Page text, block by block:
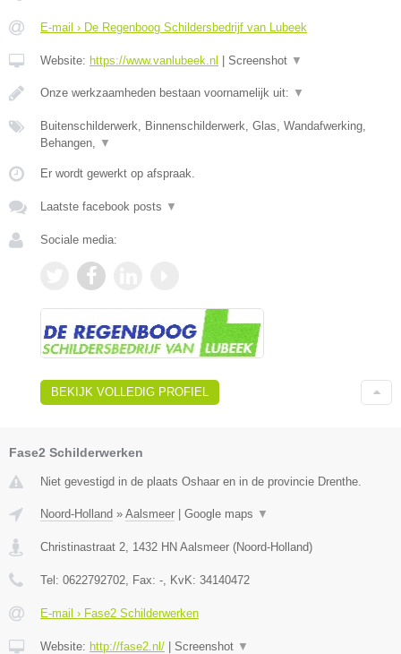
E-mail › De Regenboog Schildersbedrijf van Lubeek
Website: https://www.vanlubeek.nl Screenshot ▼
Onze werkzaamheden bestaan voornamelijk uit: ▼
Buitenschilderwerk, Binnenschilderwerk, Glas, Wandafwerking,
Behangen, ▼
Er wordt gewerkt op afspraak.
Laatste facebook posts ▼
Sociale media:
BEKIJK VOLLEDIG PROFIEL
Fase2 Schilderwerken
Niet gevestigd in de plaats Oshaar en in de provincie Drenthe.
Noord-Holland » Aalsmeer Google maps ▼
Christinastraat 2 1432 HN Aalsmeer (Noord-Holland)
Tel: 0622792702 , Fax: - , KvK: 34140472
E-mail › Fase2 Schilderwerken
Website: http://fase2.nl/ Screenshot ▼